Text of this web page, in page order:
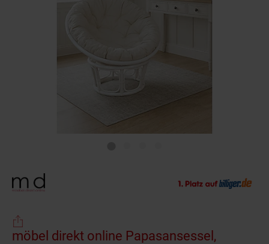
möbel direkt online Papasansessel,